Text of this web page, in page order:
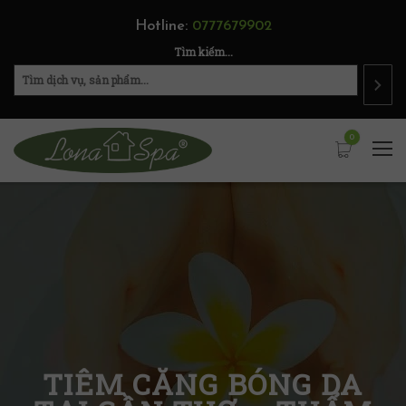
Hotline: 0777679902
Tìm kiếm...
0
TIÊM CĂNG BÓNG DA